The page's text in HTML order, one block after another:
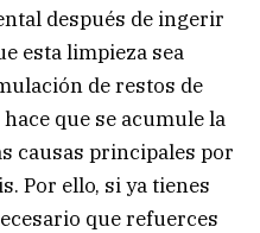
después de ingerir
esta limpieza sea
de restos de
que se acumule la
causas principales por
Por ello, si ya tienes
que refuerces